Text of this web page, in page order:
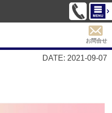
お問合せ
DATE: 2021-09-07